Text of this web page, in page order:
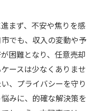
まず、不安や焦りを感
でも、収入の変動や予
困難となり、任意売却
ースは少なくありませ
、プライバシーを守り
みに、的確な解決策を